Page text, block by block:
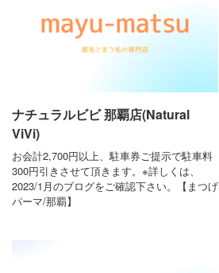
ナチュラルビビ 那覇店(Natural
ViVi)
お会計2,700円以上、駐車券ご提示で駐車料
300円引きさせて頂きます。※詳しくは、
2023/1月のブログをご確認下さい。【まつげ
パーマ/那覇】